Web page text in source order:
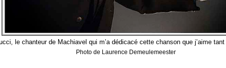
le chanteur de Machiavel qui m’a dédicacé cette chanson que j’aime
Photo de Laurence Demeulemeester